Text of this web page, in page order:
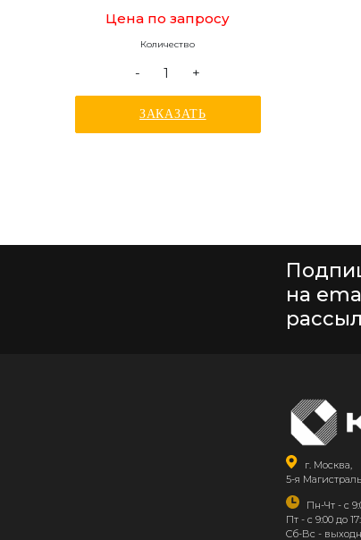
Цена по запросу
Количество
- +
ЗАКАЗАТЬ
на
г. Москва,
5-я
Пн-Чт - с
Пт - с 9:00 до
Сб-Вс -